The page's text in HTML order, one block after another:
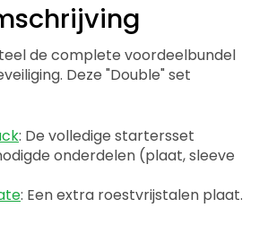
de complete voordeelbundel
Deze "Double" set
: De volledige startersset
onderdelen (plaat, sleeve
: Een extra roestvrijstalen plaat.